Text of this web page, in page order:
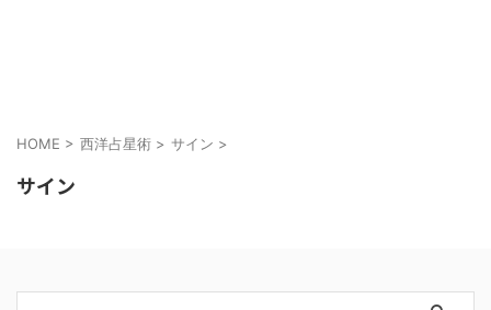
HOME > 西洋占星術 > サイン >
サイン